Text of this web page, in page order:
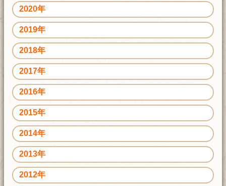
2020年
2019年
2018年
2017年
2016年
2015年
2014年
2013年
2012年